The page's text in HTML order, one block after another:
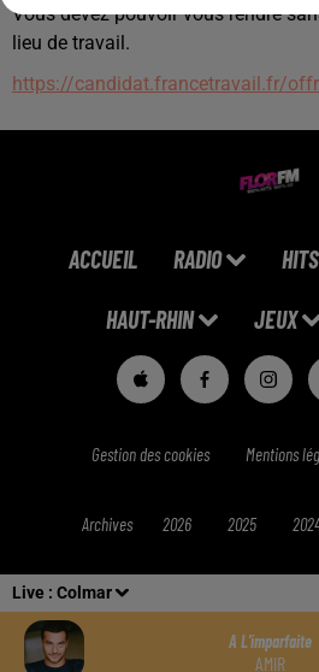
Live : Colmar
A L'imparfaite
AMIR
Vous devez pouvoir vous rendre
lieu de travail.
https://candidat.francetravail.fr/
ACCUEIL RADIO HITS
HAUT-RHIN JEUX
Gestion des cookies Mentions
Archives 2026 2025